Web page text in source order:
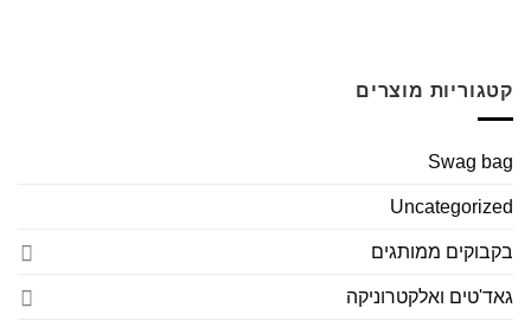
קטגוריות מוצרים
Swag bag
Uncategorized
בקבוקים ממותגים
גאד'טים ואלקטרוניקה